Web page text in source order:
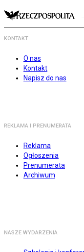
KONTAKT
O nas
Kontakt
Napisz do nas
REKLAMA I PRENUMERATA
Reklama
Ogłoszenia
Prenumerata
Archiwum
NASZE WYDARZENIA